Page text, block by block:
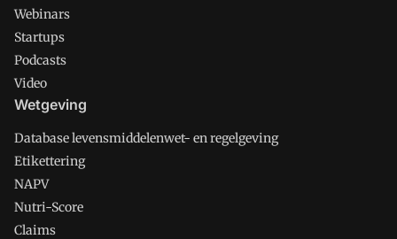
Webinars
Startups
Podcasts
Video
Wetgeving
Database levensmiddelenwet- en regelgeving
Etikettering
NAPV
Nutri-Score
Claims